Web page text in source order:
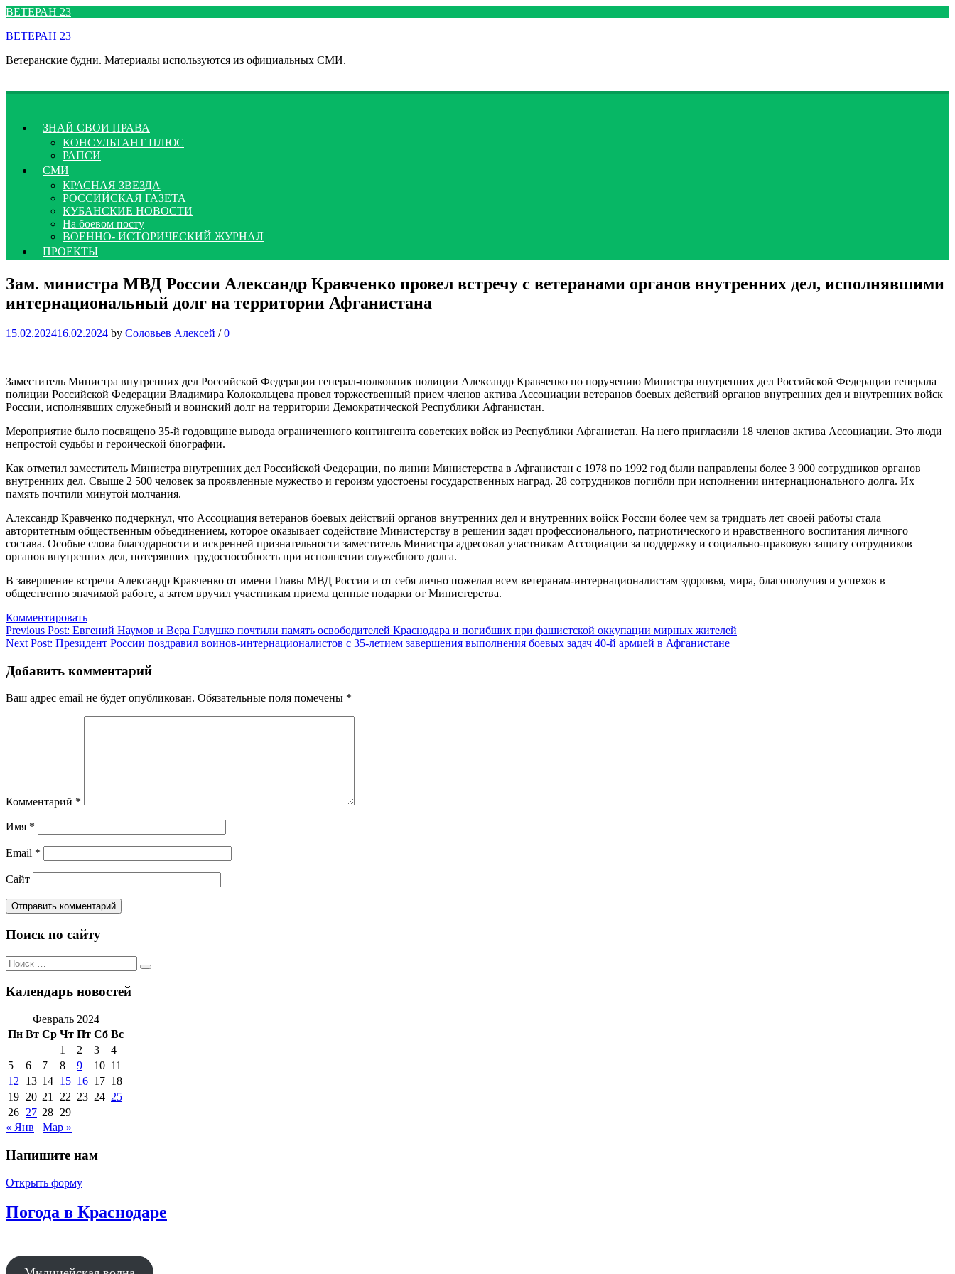
Перейти
содержимому
ВЕТЕРАН 23
ВЕТЕРАН 23
Ветеранские будни. Материалы используются из официальных СМИ.
ЗНАЙ СВОИ ПРАВА
КОНСУЛЬТАНТ ПЛЮС
РАПСИ
СМИ
КРАСНАЯ ЗВЕЗДА
РОССИЙСКАЯ ГАЗЕТА
КУБАНСКИЕ НОВОСТИ
На боевом посту
ВОЕННО- ИСТОРИЧЕСКИЙ ЖУРНАЛ
ПРОЕКТЫ
Зам. министра МВД России Александр Кравченко провел встречу с ветеранами органов внутренних дел, исполнявшими
интернациональный долг на территории Афганистана
15.02.202416.02.2024 by Соловьев Алексей / 0
Заместитель Министра внутренних дел Российской Федерации генерал-полковник полиции Александр Кравченко по поручению Министра внутренних дел Российской Федерации генерала
полиции Российской Федерации Владимира Колокольцева провел торжественный прием членов актива Ассоциации ветеранов боевых действий органов внутренних дел и внутренних войск
России, исполнявших служебный и воинский долг на территории Демократической Республики Афганистан.
Мероприятие было посвящено 35-й годовщине вывода ограниченного контингента советских войск из Республики Афганистан. На него пригласили 18 членов актива Ассоциации. Это люди
непростой судьбы и героической биографии.
Как отметил заместитель Министра внутренних дел Российской Федерации, по линии Министерства в Афганистан с 1978 по 1992 год были направлены более 3 900 сотрудников органов
внутренних дел. Свыше 2 500 человек за проявленные мужество и героизм удостоены государственных наград. 28 сотрудников погибли при исполнении интернационального долга. Их
память почтили минутой молчания.
Александр Кравченко подчеркнул, что Ассоциация ветеранов боевых действий органов внутренних дел и внутренних войск России более чем за тридцать лет своей работы стала
авторитетным общественным объединением, которое оказывает содействие Министерству в решении задач профессионального, патриотического и нравственного воспитания личного
состава. Особые слова благодарности и искренней признательности заместитель Министра адресовал участникам Ассоциации за поддержку и социально-правовую защиту сотрудников
органов внутренних дел, потерявших трудоспособность при исполнении служебного долга.
В завершение встречи Александр Кравченко от имени Главы МВД России и от себя лично пожелал всем ветеранам-интернационалистам здоровья, мира, благополучия и успехов в
общественно значимой работе, а затем вручил участникам приема ценные подарки от Министерства.
Комментировать
Навигация
по
записям
Previous Post: Евгений Наумов и Вера Галушко почтили память освободителей Краснодара и погибших при фашистской оккупации мирных жителей
Next Post: Президент России поздравил воинов-интернационалистов с 35-летием завершения выполнения боевых задач 40-й армией в Афганистане
Добавить комментарий
Ваш адрес email не будет опубликован. Обязательные поля помечены *
Комментарий *
Имя *
Email *
Сайт
Поиск по сайту
Поиск
по:
Поиск
Календарь новостей
Февраль 2024
Пн Вт Ср Чт Пт Сб Вс
1
2 3
4
5
6 7 8 9 10 11
12
13 14 15 16 17 18
19 20 21 22 23 24 25
26 27 28 29
« Янв
Мар »
Напишите нам
Открыть форму
Погода в Краснодаре